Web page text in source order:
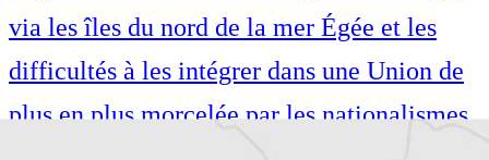
via les îles du nord de la mer Égée et les
difficultés à les intégrer dans une Union de
plus en plus morcelée par les nationalismes.